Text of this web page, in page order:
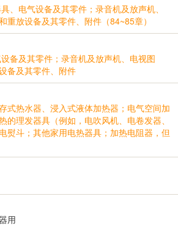
、电气设备及其零件；录音机及放声机、
重放设备及其零件、附件（84~85章）
备及其零件；录音机及放声机、电视图
备及其零件、附件
式热水器、浸入式液体加热器；电气空间加
的理发器具（例如，电吹风机、电卷发器、
熨斗；其他家用电热器具；加热电阻器，但
用